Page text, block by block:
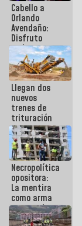
Cabello a
Orlando
Avendaño:
Disfruto
cada vez
que escribes
porque lo
que haces
es
embarrarla
Llegan dos
nuevos
trenes de
trituración
para
optimizar
manejo de
escombros
en La Guaira
Necropolítica
opositora:
La mentira
como arma
contra el
Pueblo